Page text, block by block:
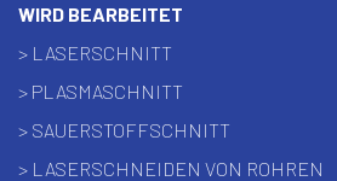
WIRD BEARBEITET
> LASERSCHNITT
> PLASMASCHNITT
> SAUERSTOFFSCHNITT
> LASERSCHNEIDEN VON ROHREN